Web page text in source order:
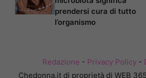
prendersi cura di tutto
l’organismo
Redazione - Privacy Policy-
Chedonna.it di proprietà di WEB